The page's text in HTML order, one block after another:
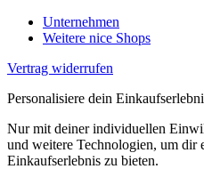
Unternehmen
Weitere nice Shops
Vertrag widerrufen
Personalisiere dein
Nur mit deiner individuellen
und weitere Technologien, um dir
Einkaufserlebnis zu bieten.